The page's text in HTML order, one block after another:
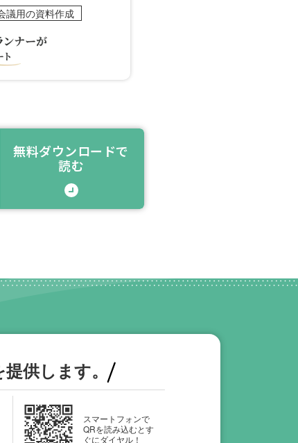
議用の資料作成
無料ダウンロードで
読む
供します。
スマートフォンで
QRを読み込むとす
ぐにダイヤル！